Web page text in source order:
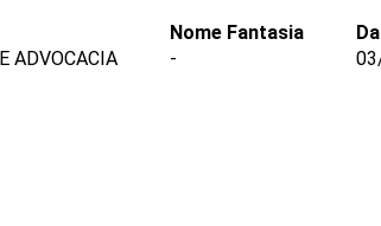
ADVOCACIA
Nome Fantasia
-